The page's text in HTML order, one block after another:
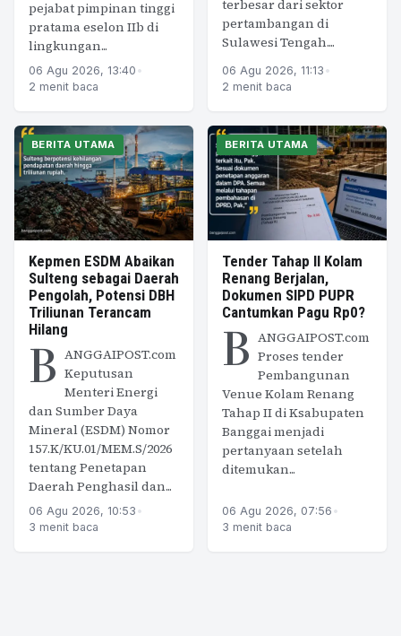
pejabat pimpinan tinggi
pratama eselon IIb di
lingkungan...
06 Agu 2026, 13:40 •
2 menit baca
terbesar dari sektor
pertambangan di
Sulawesi Tengah....
06 Agu 2026, 11:13 •
2 menit baca
BERITA UTAMA
Kepmen ESDM Abaikan
Sulteng sebagai Daerah
Pengolah, Potensi DBH
Triliunan Terancam
Hilang
B ANGGAIPOST.com
Keputusan
Menteri Energi
dan Sumber Daya
Mineral (ESDM) Nomor
157.K/KU.01/MEM.S/2026
tentang Penetapan
Daerah Penghasil dan...
06 Agu 2026, 10:53 •
3 menit baca
BERITA UTAMA
Tender Tahap II Kolam
Renang Berjalan,
Dokumen SIPD PUPR
Cantumkan Pagu Rp0?
B ANGGAIPOST.com
Proses tender
Pembangunan
Venue Kolam Renang
Tahap II di Ksabupaten
Banggai menjadi
pertanyaan setelah
ditemukan...
06 Agu 2026, 07:56 •
3 menit baca